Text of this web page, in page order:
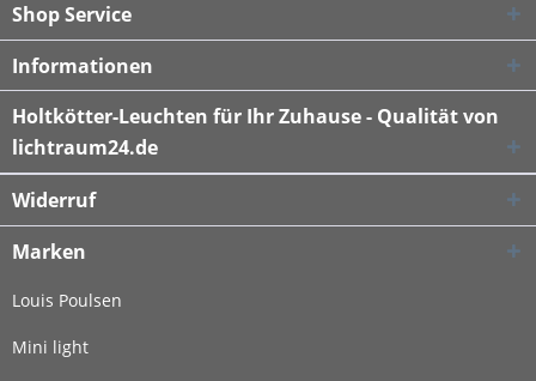
Shop Service
Informationen
Holtkötter-Leuchten für Ihr Zuhause - Qualität von
lichtraum24.de
Widerruf
Marken
Louis Poulsen
Mini light